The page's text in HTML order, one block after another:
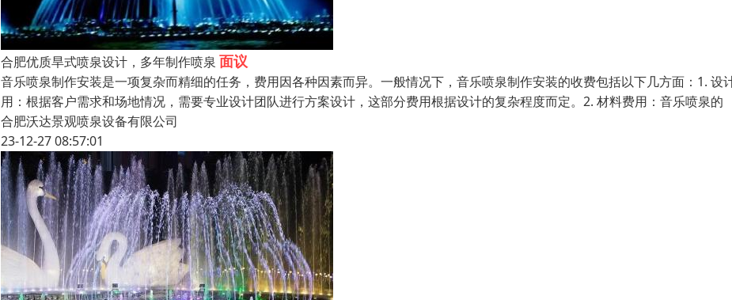
合肥优质旱式喷泉设计，多年制作喷泉 面议
音乐喷泉制作安装是一项复杂而精细的任务，费用因各种因素而异。一般情况下，音乐喷泉制作安装的收费包括以下几方面：1. 设
用：根据客户需求和场地情况，需要专业设计团队进行方案设计，这部分费用根据设计的复杂程度而定。2. 材料费用：音乐喷泉的
合肥沃达景观喷泉设备有限公司
23-12-27 08:57:01